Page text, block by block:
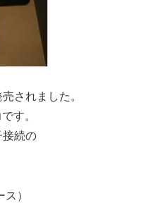
されました。
す。
接続の
）